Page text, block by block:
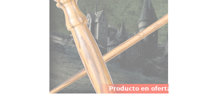
Producto en oferta
la película Harry Potter, Las
Reliquias de la Muerte (Harry
Potter and the Deathly Hollow).
Viene en caja de regalo.